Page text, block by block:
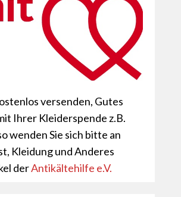
versenden, Gutes
Ihrer Kleiderspende z.B.
wenden Sie sich bitte an
Kleidung und Anderes
derAntikältehilfe e.V.